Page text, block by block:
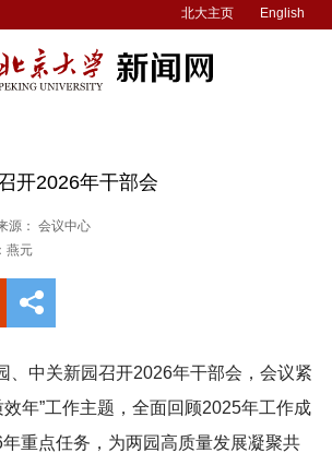
北大主页 English
开2026年干部会
源： 会议中心
燕元
、中关新园召开2026年干部会，会议紧
年”工作主题，全面回顾2025年工作成
重点任务，为两园高质量发展凝聚共